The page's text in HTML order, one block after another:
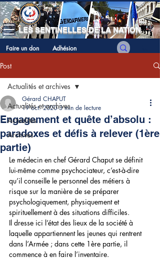
LES SENTINELLES DE LA NATION
Faire un don Adhésion
Post
Actualités et archives
Actualités
Archives
Actualités et archives
Engagement et quête d’absolu :
paradoxes et défis à relever (1ère
partie)
Gérard CHAPUT
19 oct. 2020 3 min de lecture
Le médecin en chef Gérard Chaput se définit
lui-même comme psychociateur, c’est-à-dire
qu’il conseille le personnel des métiers à
risque sur la manière de se préparer
psychologiquement, physiquement et
spirituellement à des situations difficiles.
Il dresse ici l’état des lieux de la société à
laquelle appartiennent les jeunes qui rentrent
dans l’Armée ; dans cette 1ère partie, il
commence à en faire l’inventaire.